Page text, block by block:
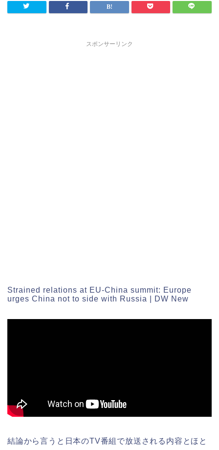
スポンサーリンク
Strained relations at EU-China summit: Europe
urges China not to side with Russia ​| DW New
結論から言うと日本のTV番組で放送される内容とほと